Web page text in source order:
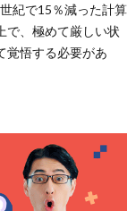
紀で15％減った計算
で、極めて厳しい状
覚悟する必要があ